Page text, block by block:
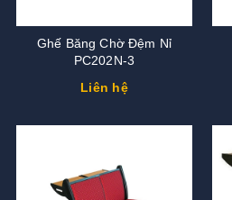
Ghế Băng Chờ Đệm Nỉ
PC202N-3
Liên hệ